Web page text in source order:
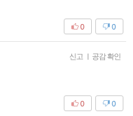
0
0
신고 | 공감 확인
0
0